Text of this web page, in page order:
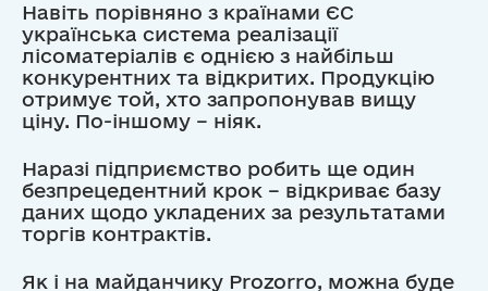
Навіть порівняно з країнами ЄС
українська система реалізації
лісоматеріалів є однією з найбільш
конкурентних та відкритих. Продукцію
отримує той, хто запропонував вищу
ціну. По-іншому – ніяк.
Наразі підприємство робить ще один
безпрецедентний крок – відкриває базу
даних щодо укладених за результатами
торгів контрактів.
Як і на майданчику Prozorro, можна буде